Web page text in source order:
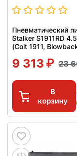
Пневматический
Stalker S1911RD
(Colt 1911,
9 313 23
В
корзину